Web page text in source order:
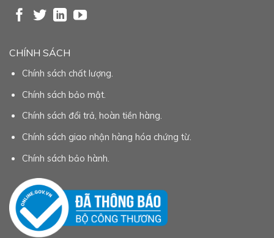
CHÍNH SÁCH
Chính sách chất lượng.
Chính sách bảo mật.
Chính sách đổi trả, hoàn tiền hàng.
Chính sách giao nhận hàng hóa chứng từ.
Chính sách bảo hành.